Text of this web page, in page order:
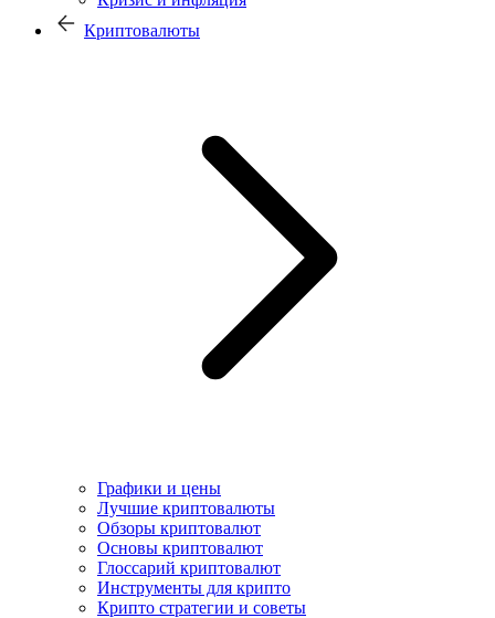
Криптовалюты
Графики и цены
Лучшие криптовалюты
Обзоры криптовалют
Основы криптовалют
Глоссарий криптовалют
Инструменты для крипто
Крипто стратегии и советы